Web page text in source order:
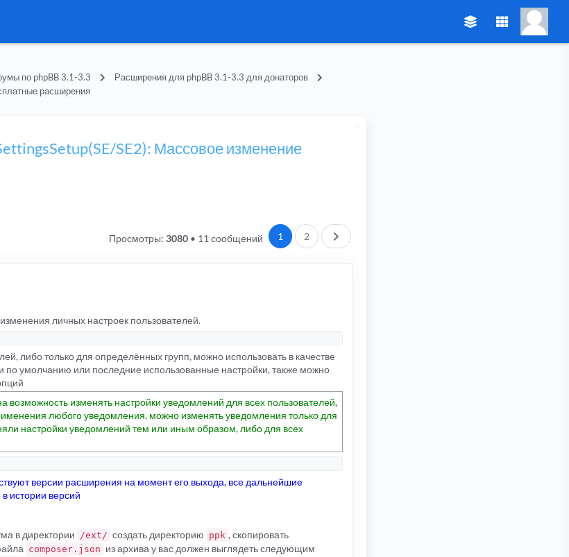
по phpBB 3.1-3.3
Расширения для phpBB 3.1-3.3 для донаторов
расширения
SE2): Массовое изменение
11 сообщений 1 2 След.
Просмотры: 3080•
личных настроек пользователей.
либо только для определённых групп, можно использовать в качестве
по умолчанию или последние использованные настройки, также можно
возможность изменять настройки уведомлений для всех пользователей,
любого уведомления, можно изменять уведомления только для
настройки уведомлений тем или иным образом, либо для всех
версии расширения на момент его выхода, все дальнейшие
истории версий
в директории /ext/ создать директорию ppk , скопировать
composer.json из архива у вас должен выглядеть следующим